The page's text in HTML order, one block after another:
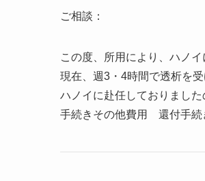
ご相談：
この度、所用により、ハノ
現在、週3・4時間で透析を受
ハノイに赴任しておりました
手続きその他費用 還付手続